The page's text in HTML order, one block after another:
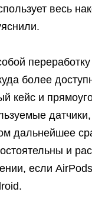
весь
переработку
более
кейс и
дальнейшее
и
если